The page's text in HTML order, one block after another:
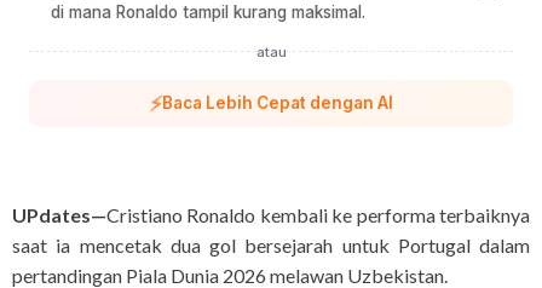
di mana Ronaldo tampil kurang maksimal.
atau
⚡Baca Lebih Cepat dengan AI
UPdates—Cristiano Ronaldo kembali ke performa terbaiknya
saat ia mencetak dua gol bersejarah untuk Portugal dalam
pertandingan Piala Dunia 2026 melawan Uzbekistan.